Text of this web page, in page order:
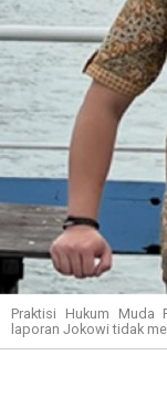
Praktisi Hukum Muda
laporan Jokowi tidak